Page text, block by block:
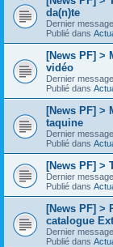
da(n)te
Dernier
Publié dans
[News PF] >
vidéo
Dernier
Publié dans
[News PF] >
taquine
Dernier
Publié dans
[News PF] >
Dernier
Publié dans
[News PF] >
catalogue
Dernier
Publié dans